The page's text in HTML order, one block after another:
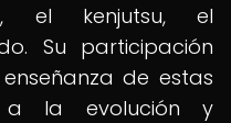
el kenjutsu, el
Su participación
de estas
a la evolución y